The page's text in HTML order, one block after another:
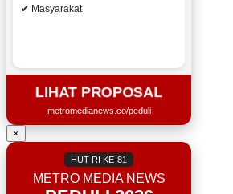
✔ Masyarakat
LIHAT PROPOSAL
metromedianews.co/peduli
×
HUT RI KE-81
METRO MEDIA NEWS